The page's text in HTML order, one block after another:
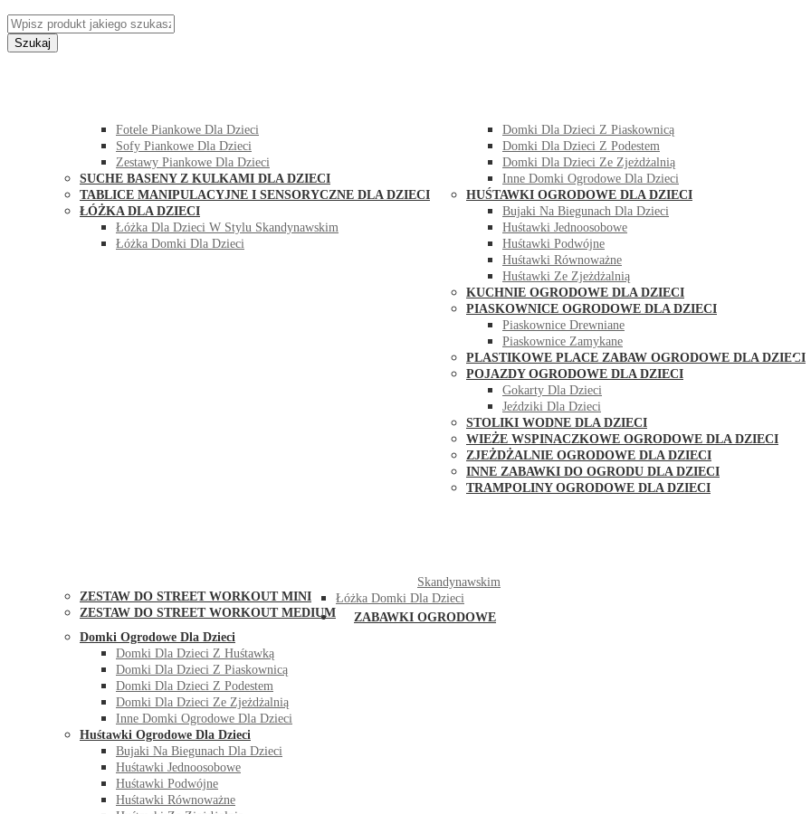
Szukaj
Fotele Piankowe Dla Dzieci
Sofy Piankowe Dla Dzieci
Zestawy Piankowe Dla Dzieci
SUCHE BASENY Z KULKAMI DLA DZIECI
TABLICE MANIPULACYJNE I SENSORYCZNE DLA DZIECI
ŁÓŻKA DLA DZIECI
Łóżka Dla Dzieci W Stylu Skandynawskim
Łóżka Domki Dla Dzieci
Domki Dla Dzieci Z Piaskownicą
Domki Dla Dzieci Z Podestem
Domki Dla Dzieci Ze Zjeżdżalnią
Inne Domki Ogrodowe Dla Dzieci
HUŚTAWKI OGRODOWE DLA DZIECI
Bujaki Na Biegunach Dla Dzieci
Huśtawki Jednoosobowe
Huśtawki Podwójne
Huśtawki Równoważne
Huśtawki Ze Zjeżdżalnią
KUCHNIE OGRODOWE DLA DZIECI
PIASKOWNICE OGRODOWE DLA DZIECI
Piaskownice Drewniane
Piaskownice Zamykane
PLASTIKOWE PLACE ZABAW OGRODOWE DLA DZIECI
POJAZDY OGRODOWE DLA DZIECI
Gokarty Dla Dzieci
Jeździki Dla Dzieci
STOLIKI WODNE DLA DZIECI
WIEŻE WSPINACZKOWE OGRODOWE DLA DZIECI
ZJEŻDŻALNIE OGRODOWE DLA DZIECI
INNE ZABAWKI DO OGRODU DLA DZIECI
TRAMPOLINY OGRODOWE DLA DZIECI
ZESTAW DO STREET WORKOUT MINI
ZESTAW DO STREET WORKOUT MEDIUM
Skandynawskim
Łóżka Domki Dla Dzieci
ZABAWKI OGRODOWE
Domki Ogrodowe Dla Dzieci
Domki Dla Dzieci Z Huśtawką
Domki Dla Dzieci Z Piaskownicą
Domki Dla Dzieci Z Podestem
Domki Dla Dzieci Ze Zjeżdżalnią
Inne Domki Ogrodowe Dla Dzieci
Huśtawki Ogrodowe Dla Dzieci
Bujaki Na Biegunach Dla Dzieci
Huśtawki Jednoosobowe
Huśtawki Podwójne
Huśtawki Równoważne